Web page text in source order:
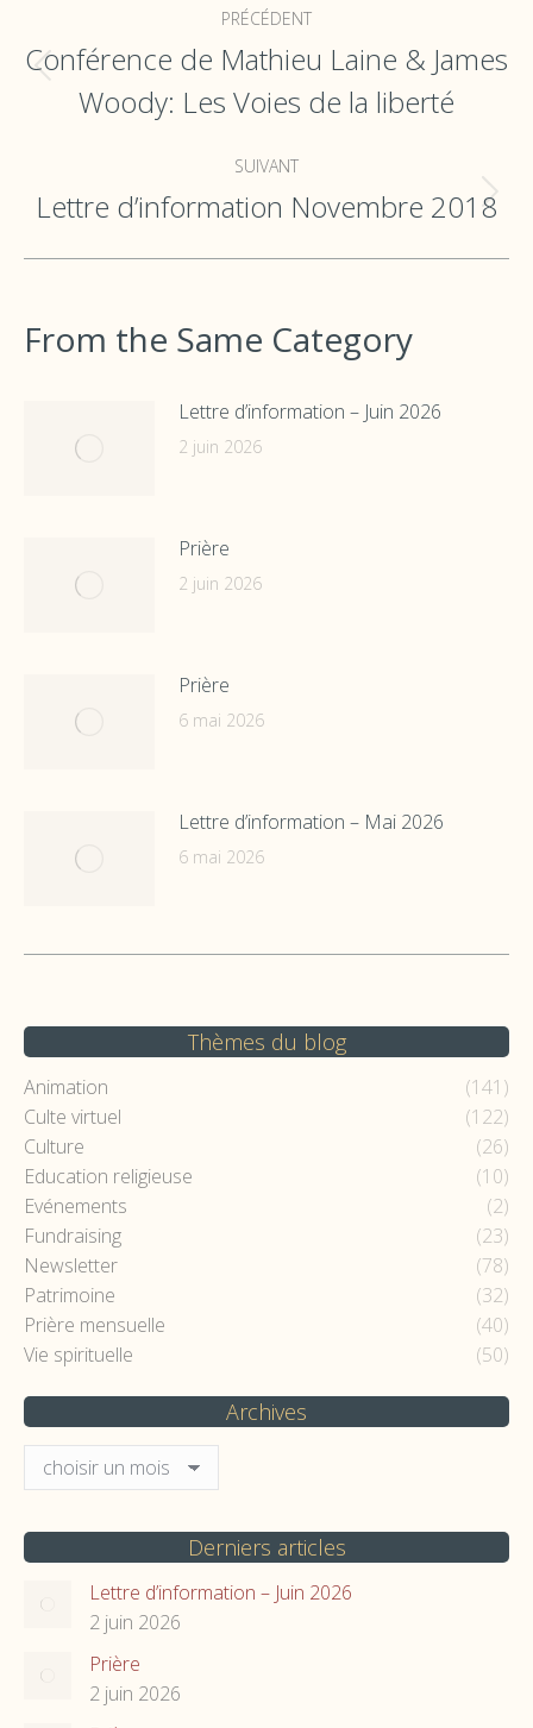
de
commentaire
PRÉCÉDENT
précédent
Conférence de Mathieu Laine & James
Woody: Les Voies de la liberté
SUIVANT
Onglet
Lettre d’information Novembre 2018
From the Same Category
Lettre d’information – Juin 2026
2 juin 2026
Prière
2 juin 2026
Prière
6 mai 2026
Lettre d’information – Mai 2026
6 mai 2026
Thèmes du blog
Animation
(141)
Culte virtuel
(122)
Culture
(26)
Education religieuse
(10)
Evénements
(2)
Fundraising
(23)
Newsletter
(78)
Patrimoine
(32)
Prière mensuelle
(40)
Vie spirituelle
(50)
Archives
Archives
Derniers articles
Lettre d’information – Juin 2026
2 juin 2026
Prière
2 juin 2026